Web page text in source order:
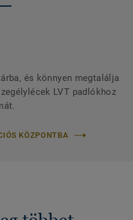
és könnyen megtalálja
LVT padlókhoz
KÖZPONTBA